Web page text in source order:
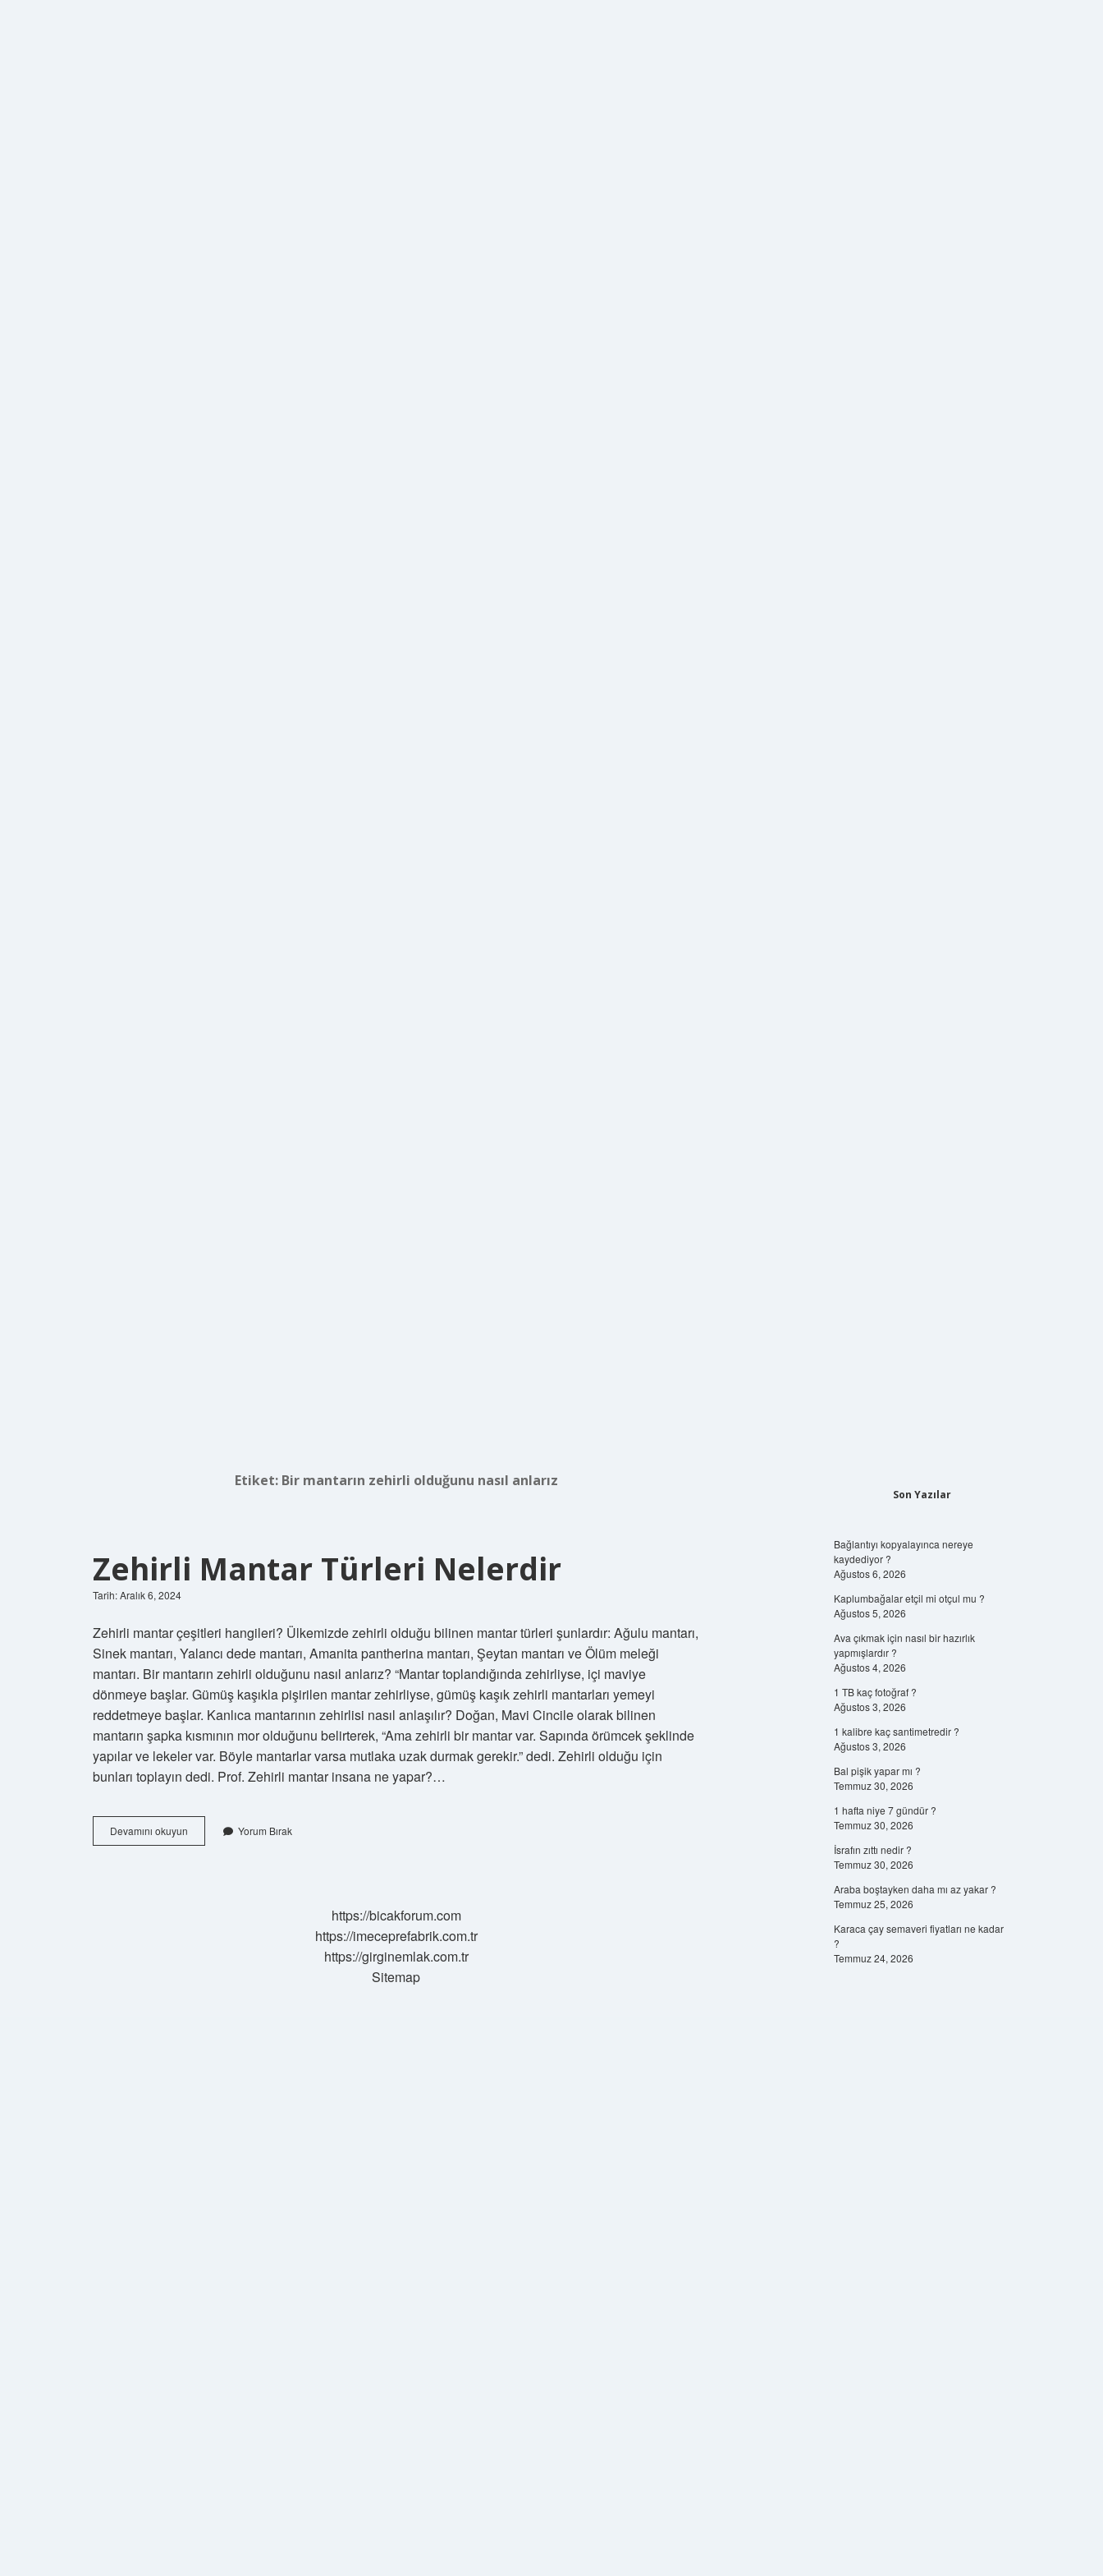
Etiket: Bir mantarın zehirli olduğunu nasıl anlarız
Zehirli Mantar Türleri Nelerdir
Tarih: Aralık 6, 2024
Zehirli mantar çeşitleri hangileri? Ülkemizde zehirli olduğu bilinen mantar türleri şunlardır: Ağulu mantarı,
Sinek mantarı, Yalancı dede mantarı, Amanita pantherina mantarı, Şeytan mantarı ve Ölüm meleği
mantarı. Bir mantarın zehirli olduğunu nasıl anlarız? “Mantar toplandığında zehirliyse, içi maviye
dönmeye başlar. Gümüş kaşıkla pişirilen mantar zehirliyse, gümüş kaşık zehirli mantarları yemeyi
reddetmeye başlar. Kanlıca mantarının zehirlisi nasıl anlaşılır? Doğan, Mavi Cincile olarak bilinen
mantarın şapka kısmının mor olduğunu belirterek, “Ama zehirli bir mantar var. Sapında örümcek şeklinde
yapılar ve lekeler var. Böyle mantarlar varsa mutlaka uzak durmak gerekir.” dedi. Zehirli olduğu için
bunları toplayın dedi. Prof. Zehirli mantar insana ne yapar?…
Devamını okuyun
Mantar
Yorum Bırak
https://bicakforum.com
https://imeceprefabrik.com.tr
https://girginemlak.com.tr
Sitemap
Son Yazılar
Bağlantıyı kopyalayınca nereye
kaydediyor ?
Ağustos 6, 2026
Kaplumbağalar etçil mi otçul mu ?
Ağustos 5, 2026
Ava çıkmak için nasıl bir hazırlık
yapmışlardır ?
Ağustos 4, 2026
1 TB kaç fotoğraf ?
Ağustos 3, 2026
1 kalibre kaç santimetredir ?
Ağustos 3, 2026
Bal pişik yapar mı ?
Temmuz 30, 2026
1 hafta niye 7 gündür ?
Temmuz 30, 2026
İsrafın zıttı nedir ?
Temmuz 30, 2026
Araba boştayken daha mı az yakar ?
Temmuz 25, 2026
Karaca çay semaveri fiyatları ne kadar
?
Temmuz 24, 2026